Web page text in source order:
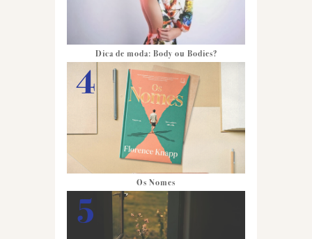
Dica de moda: Body ou Bodies?
Os Nomes